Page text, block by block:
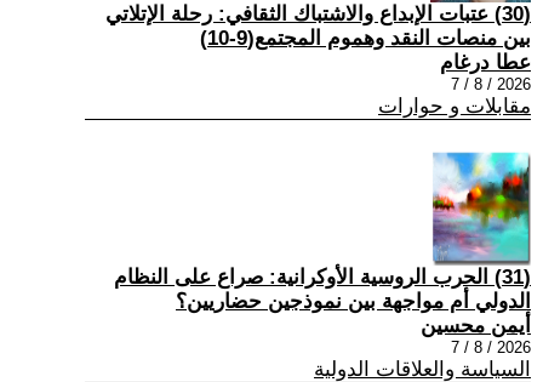
(30) عتبات الإبداع والاشتباك الثقافي: رحلة الإتلاتي
بين منصات النقد وهموم المجتمع(9-10)
عطا درغام
2026 / 8 / 7
مقابلات و حوارات
(31) الحرب الروسية الأوكرانية: صراع على النظام
الدولي أم مواجهة بين نموذجين حضاريين؟
أيمن محسين
2026 / 8 / 7
السياسة والعلاقات الدولية